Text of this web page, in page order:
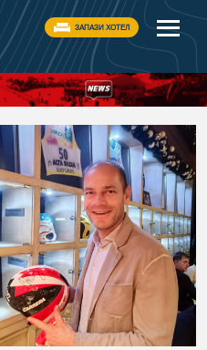
ЗАПАЗИ ХОТЕЛ